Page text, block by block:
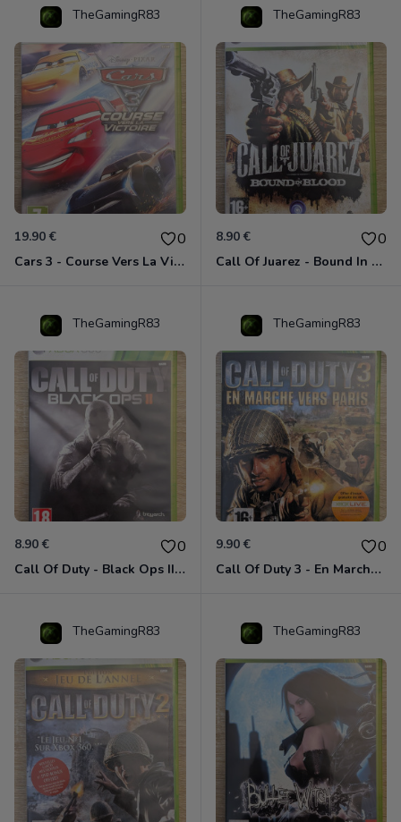
TheGamingR83
19.90 € 0
Cars 3 - Course Vers La Victoire Xbox 360
TheGamingR83
8.90 € 0
Call Of Juarez - Bound In Blood Xbox 360
TheGamingR83
8.90 € 0
Call Of Duty - Black Ops II Xbox 360
TheGamingR83
9.90 € 0
Call Of Duty 3 - En Marche Vers Paris Xbox 360
TheGamingR83 TheGamingR83